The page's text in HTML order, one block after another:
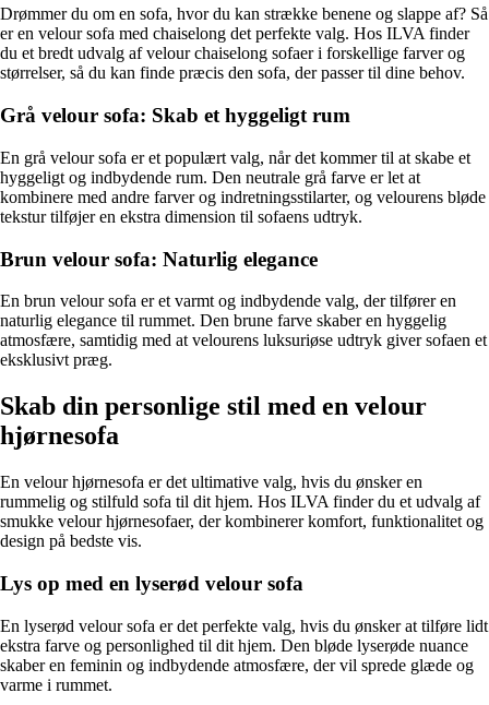
Drømmer du om en sofa, hvor du kan strække benene og slappe af? Så
er en velour sofa med chaiselong det perfekte valg. Hos ILVA finder
du et bredt udvalg af velour chaiselong sofaer i forskellige farver og
størrelser, så du kan finde præcis den sofa, der passer til dine behov.
Grå velour sofa: Skab et hyggeligt rum
En grå velour sofa er et populært valg, når det kommer til at skabe et
hyggeligt og indbydende rum. Den neutrale grå farve er let at
kombinere med andre farver og indretningsstilarter, og velourens bløde
tekstur tilføjer en ekstra dimension til sofaens udtryk.
Brun velour sofa: Naturlig elegance
En brun velour sofa er et varmt og indbydende valg, der tilfører en
naturlig elegance til rummet. Den brune farve skaber en hyggelig
atmosfære, samtidig med at velourens luksuriøse udtryk giver sofaen et
eksklusivt præg.
Skab din personlige stil med en velour
hjørnesofa
En velour hjørnesofa er det ultimative valg, hvis du ønsker en
rummelig og stilfuld sofa til dit hjem. Hos ILVA finder du et udvalg af
smukke velour hjørnesofaer, der kombinerer komfort, funktionalitet og
design på bedste vis.
Lys op med en lyserød velour sofa
En lyserød velour sofa er det perfekte valg, hvis du ønsker at tilføre lidt
ekstra farve og personlighed til dit hjem. Den bløde lyserøde nuance
skaber en feminin og indbydende atmosfære, der vil sprede glæde og
varme i rummet.